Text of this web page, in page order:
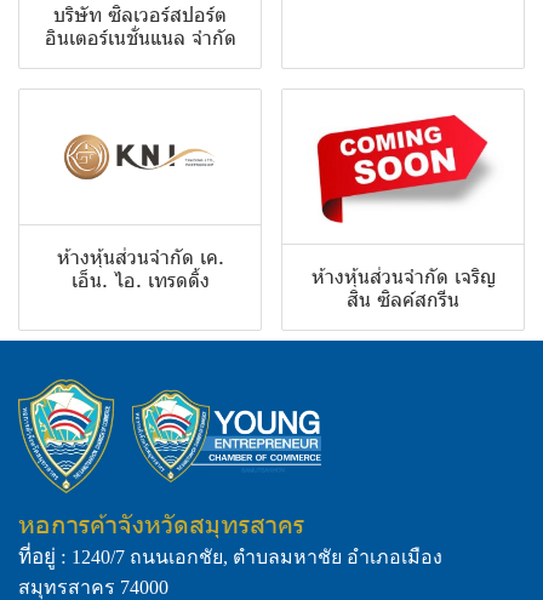
บริษัท ซิลเวอร์สปอร์ต
อินเตอร์เนชั่นแนล จำกัด
ห้างหุ้นส่วนจำกัด เค.
เอ็น. ไอ. เทรดดิ้ง
ห้างหุ้นส่วนจำกัด เจริญ
สิน ซิลค์สกรีน
หอการค้าจังหวัดสมุทรสาคร
ที่อยู่ : 1240/7 ถนนเอกชัย, ตำบลมหาชัย อำเภอเมือง
สมุทรสาคร 74000